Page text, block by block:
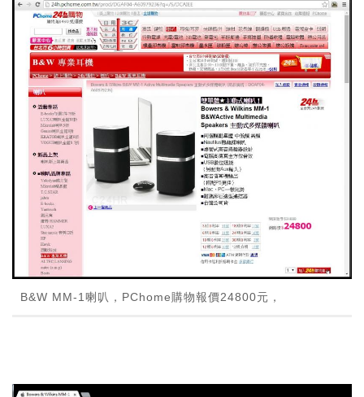
B&W MM-1喇叭，PChome購物報價24800元，